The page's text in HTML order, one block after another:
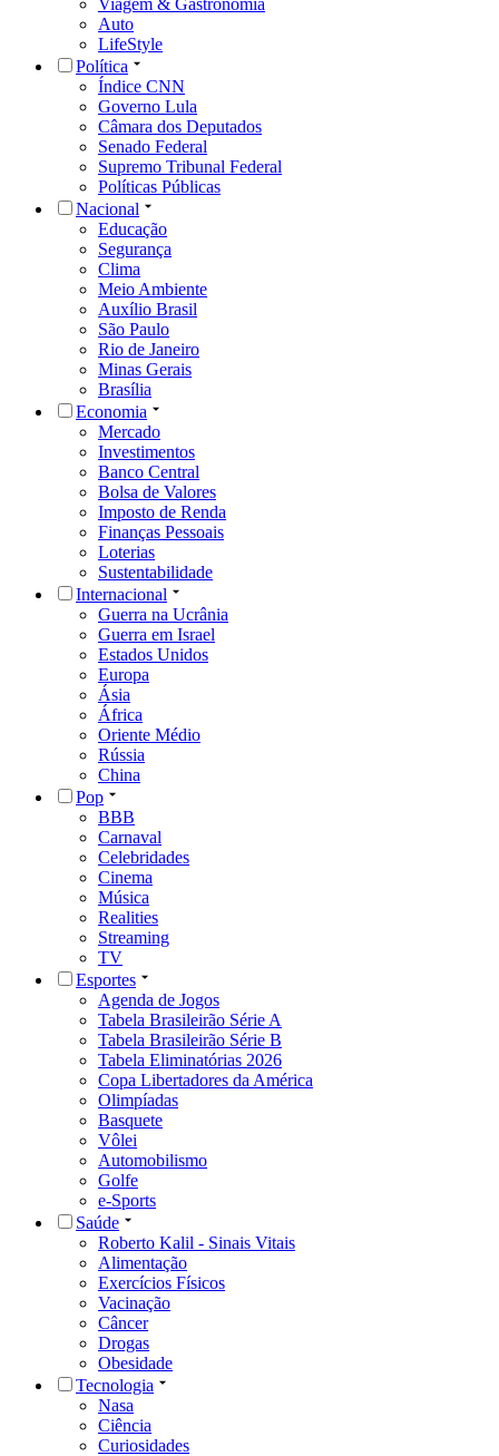
Auto
LifeStyle
Política
Índice CNN
Governo Lula
Câmara dos Deputados
Senado Federal
Supremo Tribunal Federal
Políticas Públicas
Nacional
Educação
Segurança
Clima
Meio Ambiente
Auxílio Brasil
São Paulo
Rio de Janeiro
Minas Gerais
Brasília
Economia
Mercado
Investimentos
Banco Central
Bolsa de Valores
Imposto de Renda
Finanças Pessoais
Loterias
Sustentabilidade
Internacional
Guerra na Ucrânia
Guerra em Israel
Estados Unidos
Europa
Ásia
África
Oriente Médio
Rússia
China
Pop
BBB
Carnaval
Celebridades
Cinema
Música
Realities
Streaming
TV
Esportes
Agenda de Jogos
Tabela Brasileirão Série A
Tabela Brasileirão Série B
Tabela Eliminatórias 2026
Copa Libertadores da América
Olimpíadas
Basquete
Vôlei
Automobilismo
Golfe
e-Sports
Saúde
Roberto Kalil - Sinais Vitais
Alimentação
Exercícios Físicos
Vacinação
Câncer
Drogas
Obesidade
Tecnologia
Nasa
Ciência
Curiosidades